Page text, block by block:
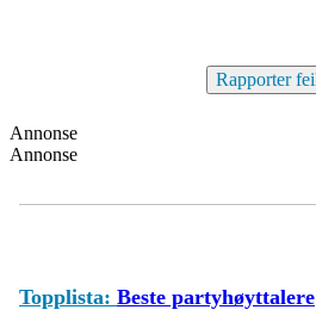
Rapporter
Annonse
Annonse
Topplista: Beste partyhøyttalere